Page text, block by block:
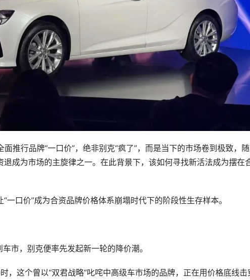
推行品牌“一口价”，绝非别克“疯了”，而是当下的市场卷到极致，
成为市场的主旋律之一。在此背景下，该如何寻找新活法成为摆在
口价”成为合资品牌价格体系崩塌时代下的阶段性生存样本。
市，别克便率先发起新一轮的降价潮。
，这个曾以“双君战略”叱咤中高级车市场的品牌，正在用价格底线击